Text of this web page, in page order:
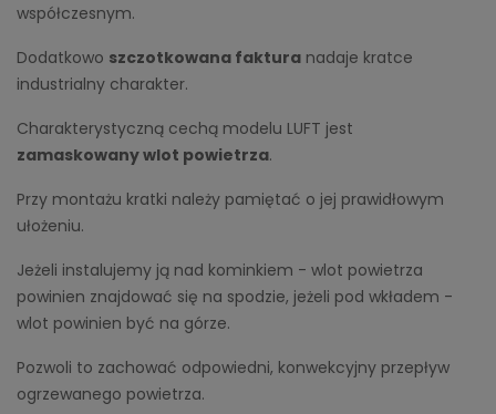
współczesnym.
Dodatkowo szczotkowana faktura nadaje kratce
industrialny charakter.
Charakterystyczną cechą modelu LUFT jest
zamaskowany wlot powietrza.
Przy montażu kratki należy pamiętać o jej prawidłowym
ułożeniu.
Jeżeli instalujemy ją nad kominkiem - wlot powietrza
powinien znajdować się na spodzie, jeżeli pod wkładem -
wlot powinien być na górze.
Pozwoli to zachować odpowiedni, konwekcyjny przepływ
ogrzewanego powietrza.